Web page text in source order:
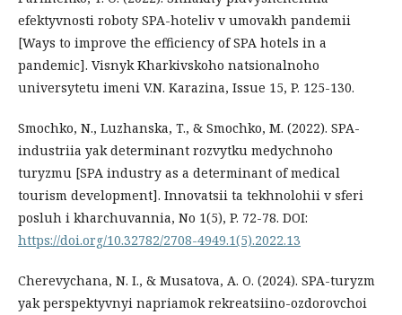
efektyvnosti roboty SPA-hoteliv v umovakh pandemii
[Ways to improve the efficiency of SPA hotels in a
pandemic]. Visnyk Kharkivskoho natsionalnoho
universytetu imeni V.N. Karazina, Issue 15, P. 125-130.
Smochko, N., Luzhanska, T., & Smochko, M. (2022). SPA-
industriia yak determinant rozvytku medychnoho
turyzmu [SPA industry as a determinant of medical
tourism development]. Innovatsii ta tekhnolohii v sferi
posluh i kharchuvannia, No 1(5), P. 72-78. DOI:
https://doi.org/10.32782/2708-4949.1(5).2022.13
Cherevychana, N. I., & Musatova, A. O. (2024). SPA-turyzm
yak perspektyvnyi napriamok rekreatsiino-ozdorovchoi